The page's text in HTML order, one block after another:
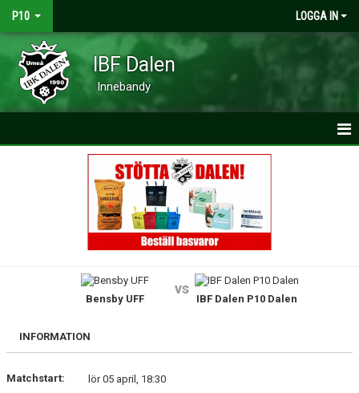
P10 LOGGA IN
IBF Dalen
Innebandy
BILDGALLERI
Bensby UFF
vs
IBF Dalen P10 Dalen
INFORMATION
Matchstart:
lör 05 april, 18:30